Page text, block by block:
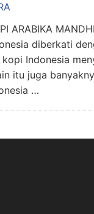
ARABIKA
diberkati
kopi Indonesia
itu juga
…